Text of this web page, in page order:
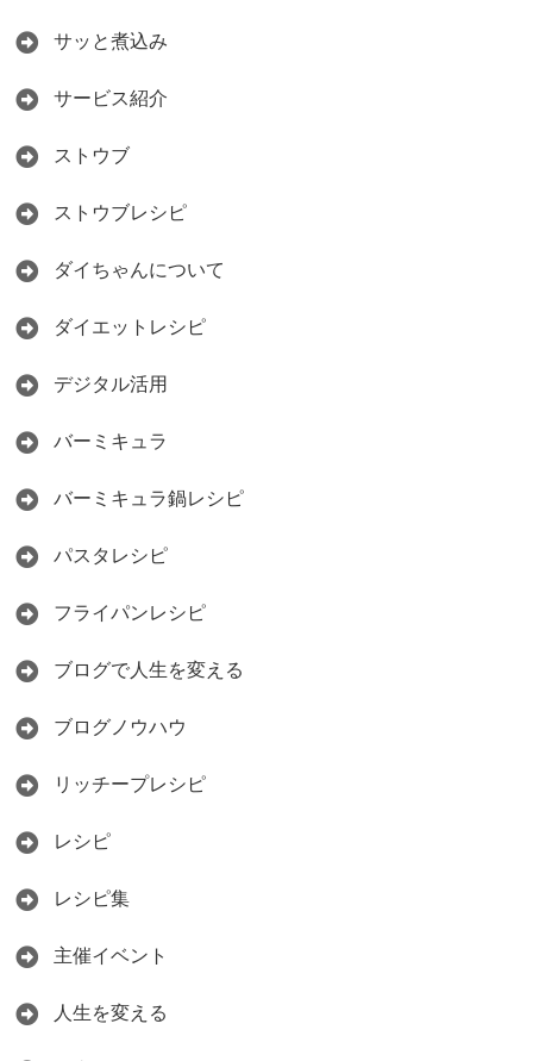
サッと煮込み
サービス紹介
ストウブ
ストウブレシピ
ダイちゃんについて
ダイエットレシピ
デジタル活用
バーミキュラ
バーミキュラ鍋レシピ
パスタレシピ
フライパンレシピ
ブログで人生を変える
ブログノウハウ
リッチープレシピ
レシピ
レシピ集
主催イベント
人生を変える